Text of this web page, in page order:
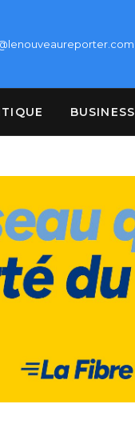
BUSINESS